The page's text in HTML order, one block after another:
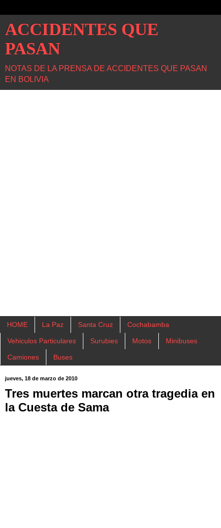
ACCIDENTES QUE
PASAN
NOTAS DE LA PRENSA DE ACCIDENTES QUE PASAN
EN BOLIVIA
HOME La Paz Santa Cruz Cochabamba
Vehiculos Particulares Surubies Motos Minibuses
Camiones Buses
jueves, 18 de marzo de 2010
Tres muertes marcan otra tragedia en
la Cuesta de Sama